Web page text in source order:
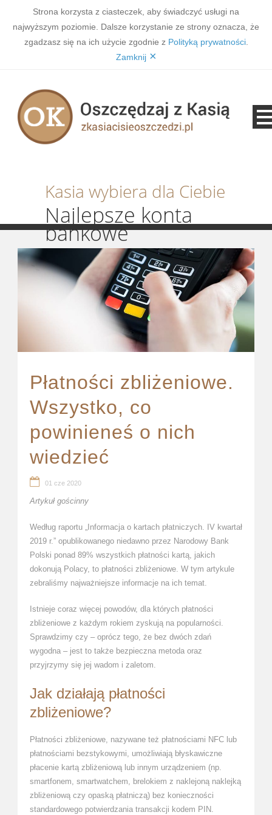
Strona korzysta z ciasteczek, aby świadczyć usługi na
najwyższym poziomie. Dalsze korzystanie ze strony oznacza, że
zgadzasz się na ich użycie zgodnie z Polityką prywatności.
Zamknij ×
Kasia wybiera dla Ciebie
Najlepsze konta
bankowe
Płatności zbliżeniowe.
Wszystko, co
powinieneś o nich
wiedzieć
01 cze 2020
Artykuł gościnny
Według raportu „Informacja o kartach płatniczych. IV kwartał
2019 r.” opublikowanego niedawno przez Narodowy Bank
Polski ponad 89% wszystkich płatności kartą, jakich
dokonują Polacy, to płatności zbliżeniowe. W tym artykule
zebraliśmy najważniejsze informacje na ich temat.
Istnieje coraz więcej powodów, dla których płatności
zbliżeniowe z każdym rokiem zyskują na popularności.
Sprawdzimy czy – oprócz tego, że bez dwóch zdań
wygodna – jest to także bezpieczna metoda oraz
przyjrzymy się jej wadom i zaletom.
Jak działają płatności
zbliżeniowe?
Płatności zbliżeniowe, nazywane też płatnościami NFC lub
płatnościami bezstykowymi, umożliwiają błyskawiczne
płacenie kartą zbliżeniową lub innym urządzeniem (np.
smartfonem, smartwatchem, brelokiem z naklejoną naklejką
zbliżeniową czy opaską płatniczą) bez konieczności
standardowego potwierdzania transakcji kodem PIN.